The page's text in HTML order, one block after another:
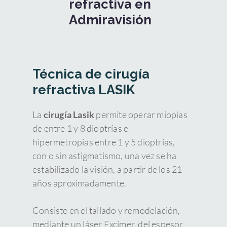
refractiva en
Admiravisión
Técnica de cirugía
refractiva LASIK
La cirugía Lasikpermite operar miopías
de entre 1 y 8 dioptrías e
hipermetropías entre 1 y 5 dioptrías,
con o sin astigmatismo, una vez se ha
estabilizado la visión, a partir de los 21
años aproximadamente.
Consiste en el tallado y remodelación,
mediante un láser Excímer, del espesor